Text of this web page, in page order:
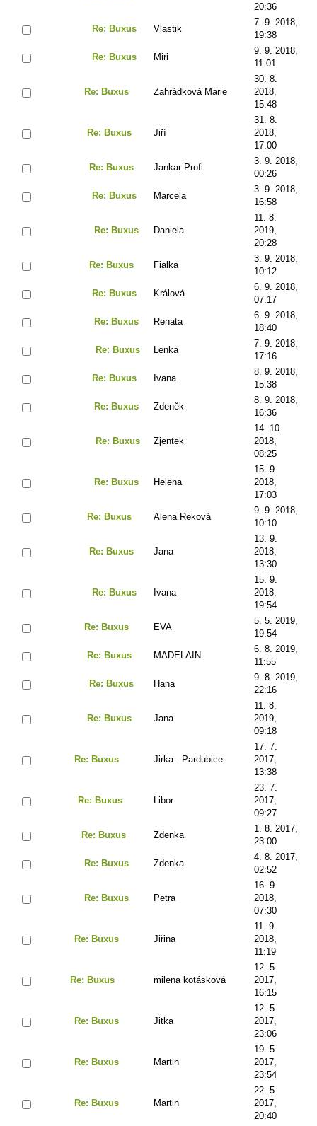
20:36
Re: Buxus Vlastik
7. 9. 2018,
19:38
Re: Buxus Miri
9. 9. 2018,
11:01
Re: Buxus Zahrádková Marie
30. 8.
2018,
15:48
Re: Buxus Jiří
31. 8.
2018,
17:00
Re: Buxus Jankar Profi
3. 9. 2018,
00:26
Re: Buxus Marcela
3. 9. 2018,
16:58
Re: Buxus Daniela
11. 8.
2019,
20:28
Re: Buxus Fialka
3. 9. 2018,
10:12
Re: Buxus Králová
6. 9. 2018,
07:17
Re: Buxus Renata
6. 9. 2018,
18:40
Re: Buxus Lenka
7. 9. 2018,
17:16
Re: Buxus Ivana
8. 9. 2018,
15:38
Re: Buxus Zdeněk
8. 9. 2018,
16:36
Re: Buxus Zjentek
14. 10.
2018,
08:25
Re: Buxus Helena
15. 9.
2018,
17:03
Re: Buxus Alena Reková
9. 9. 2018,
10:10
Re: Buxus Jana
13. 9.
2018,
13:30
Re: Buxus Ivana
15. 9.
2018,
19:54
Re: Buxus EVA
5. 5. 2019,
19:54
Re: Buxus MADELAIN
6. 8. 2019,
11:55
Re: Buxus Hana
9. 8. 2019,
22:16
Re: Buxus Jana
11. 8.
2019,
09:18
Re: Buxus Jirka - Pardubice
17. 7.
2017,
13:38
Re: Buxus Libor
23. 7.
2017,
09:27
Re: Buxus Zdenka
1. 8. 2017,
23:00
Re: Buxus Zdenka
4. 8. 2017,
02:52
Re: Buxus Petra
16. 9.
2018,
07:30
Re: Buxus Jiřina
11. 9.
2018,
11:19
Re: Buxus milena kotásková
12. 5.
2017,
16:15
Re: Buxus Jitka
12. 5.
2017,
23:06
Re: Buxus Martin
19. 5.
2017,
23:54
Re: Buxus Martin
22. 5.
2017,
20:40